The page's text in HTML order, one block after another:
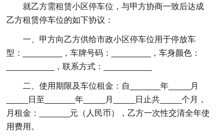
就乙方需租赁小区停车位，与甲方协商一致后达成
乙方租赁停车位的如下协议：
一、甲方向乙方供给市政小区停车位用于停放车
型：_________，车牌号码：_________，车身颜色：
___________，联系方式：___________
二、使用期限及车位租金：自_______年_____月
_____日至_______年_____月_____日止共_____个月，
月租金：_______元（人民币），乙方一次性交清全年使
用费用。